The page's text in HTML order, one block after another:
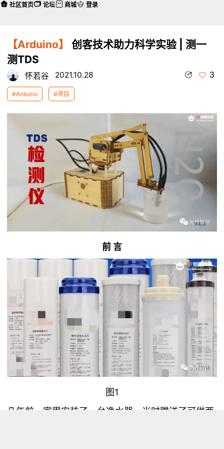
【Arduino】
创客技术助力科学实验 | 测一
测TDS
怀若谷 2021.10.28 3
#Arduino #项目
前 言
图1
几年前，家里安装了一台净水器，当时赠送了可供两
社区首页 论坛 商城 登录